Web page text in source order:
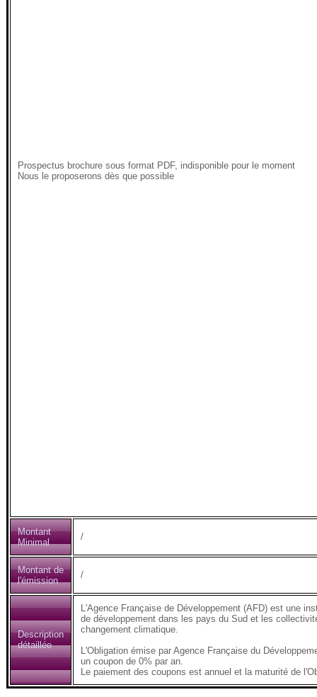
Prospectus brochure sous format PDF, indisponible pour le moment
Nous le proposerons dès que possible
Montant
Minimal
/
Montant de
l'émission
/
Description
détaillée
L'Agence Française de Développement (AFD) est une
de développement dans les pays du Sud et les
changement climatique.
L'Obligation émise par Agence Française du
un coupon de 0% par an.
Le paiement des coupons est annuel et la maturité de